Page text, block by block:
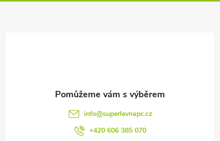
info@superlevnapc.cz
+420 606 385 070